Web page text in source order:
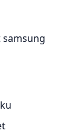
samsung